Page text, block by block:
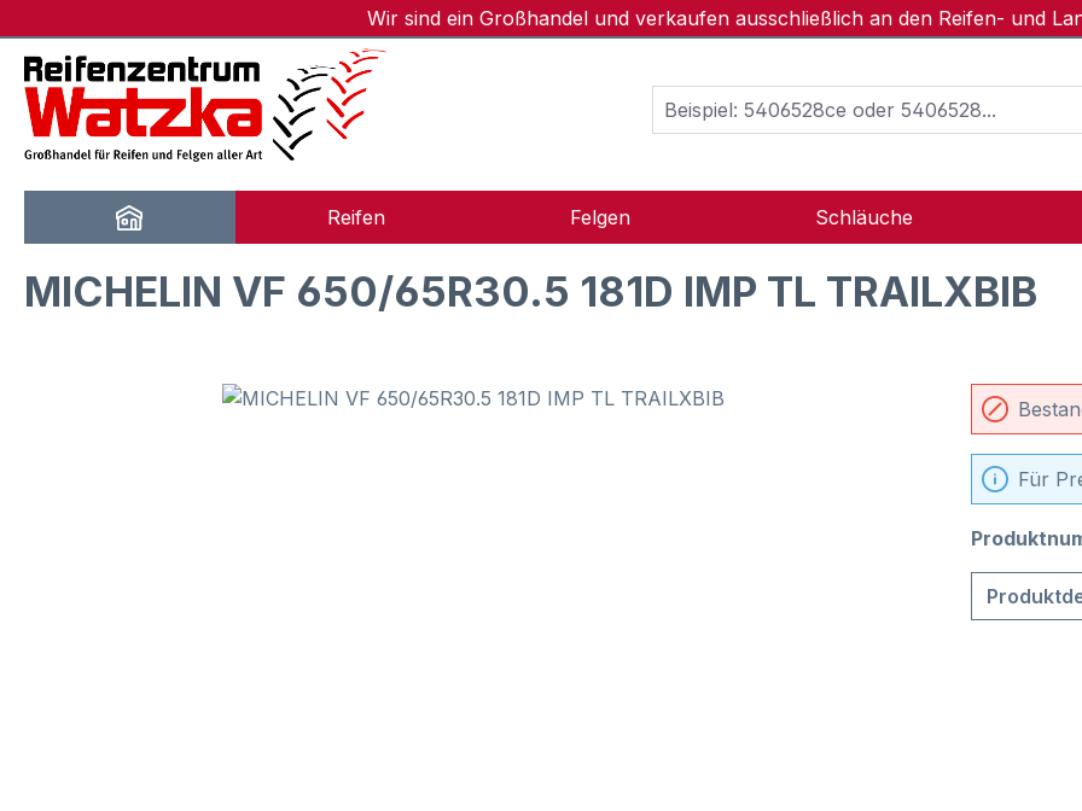
Wir sind ein Großhandel und verkaufen ausschließlich an den Reifen- und
Reifen Felgen Schläuche
MICHELIN VF 650/65R30.5 181D IMP TL TRAILXBIB
Bildergalerie überspringen
Für